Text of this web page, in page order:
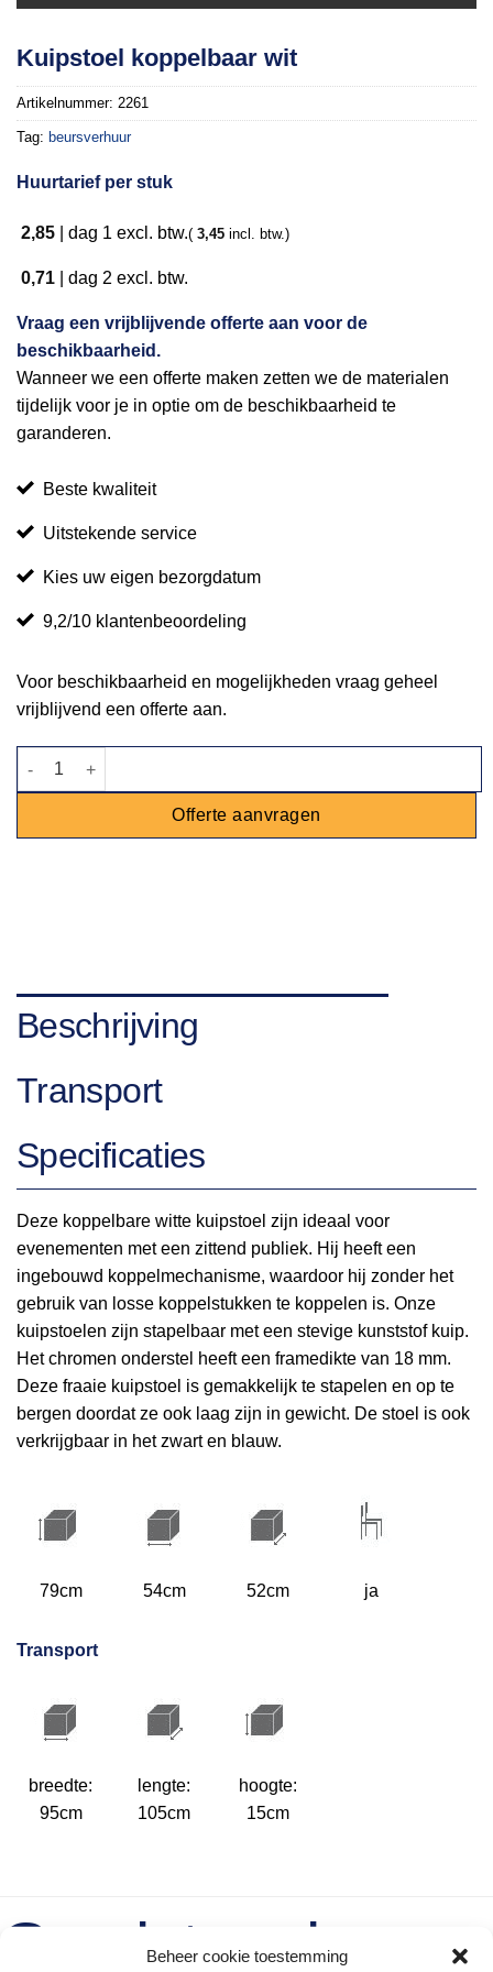
Beheer cookie toestemming
verlanglijst
Kuipstoel koppelbaar wit
Artikelnummer: 2261
Tag: beursverhuur
Huurtarief per stuk
2,85 dag 1 excl. btw.( 3,45 incl. btw.)
0,71 dag 2 excl. btw.
Vraag een vrijblijvende offerte aan voor de
beschikbaarheid.
Wanneer we een offerte maken zetten we de materialen
tijdelijk voor je in optie om de beschikbaarheid te
garanderen.
Beste kwaliteit
Uitstekende service
Kies uw eigen bezorgdatum
9,2/10 klantenbeoordeling
Voor beschikbaarheid en mogelijkheden vraag geheel
vrijblijvend een offerte aan.
Kuipstoel koppelbaar wit aantal
Offerte aanvragen
Beschrijving
Transport
Specificaties
Deze koppelbare witte kuipstoel zijn ideaal voor
evenementen met een zittend publiek. Hij heeft een
ingebouwd koppelmechanisme, waardoor hij zonder het
gebruik van losse koppelstukken te koppelen is. Onze
kuipstoelen zijn stapelbaar met een stevige kunststof kuip.
Het chromen onderstel heeft een framedikte van 18 mm.
Deze fraaie kuipstoel is gemakkelijk te stapelen en op te
bergen doordat ze ook laag zijn in gewicht. De stoel is ook
verkrijgbaar in het zwart en blauw.
79cm 54cm 52cm ja
Transport
breedte:
95cm
lengte:
105cm
hoogte:
15cm
Gerelateerde